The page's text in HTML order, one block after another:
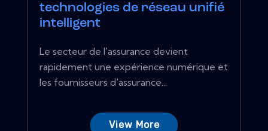
technologies de réseau unifié
intelligent
Le secteur de l'assurance devient
rapidement une expérience numérique et
les fournisseurs d'assurance...
View More